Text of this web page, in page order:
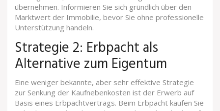
übernehmen. Informieren Sie sich gründlich über den
Marktwert der Immobilie, bevor Sie ohne professionelle
Unterstützung handeln.
Strategie 2: Erbpacht als
Alternative zum Eigentum
Eine weniger bekannte, aber sehr effektive Strategie
zur Senkung der Kaufnebenkosten ist der Erwerb auf
Basis eines Erbpachtvertrags. Beim Erbpacht kaufen Sie